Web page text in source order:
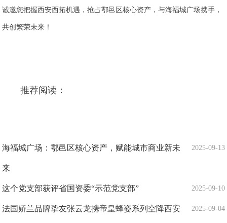
诚邀您把握西安西拓机遇，抢占鄠邑区核心资产，与海福城广场携手，
共创繁荣未来！
推荐阅读：
2025-09-13
海福城广场：鄠邑区核心资产，赋能城市商业新未
来
2025-09-10
这个党支部获评省国资委“示范党支部”
2025-09-04
法国娇兰品牌挚友张云龙携帝皇蜂姿系列空降西安